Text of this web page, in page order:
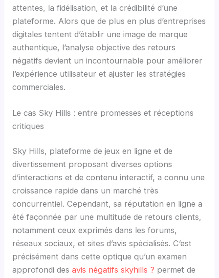
attentes, la fidélisation, et la crédibilité d’une
plateforme. Alors que de plus en plus d’entreprises
digitales tentent d’établir une image de marque
authentique, l’analyse objective des retours
négatifs devient un incontournable pour améliorer
l’expérience utilisateur et ajuster les stratégies
commerciales.
Le cas Sky Hills : entre promesses et réceptions
critiques
Sky Hills, plateforme de jeux en ligne et de
divertissement proposant diverses options
d’interactions et de contenu interactif, a connu une
croissance rapide dans un marché très
concurrentiel. Cependant, sa réputation en ligne a
été façonnée par une multitude de retours clients,
notamment ceux exprimés dans les forums,
réseaux sociaux, et sites d’avis spécialisés. C’est
précisément dans cette optique qu’un examen
approfondi desavis négatifs skyhills ? permet de